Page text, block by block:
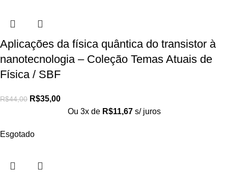
Aplicações da física quântica do transistor à
nanotecnologia – Coleção Temas Atuais de
Física / SBF
R$44,00 R$35,00
Ou 3x de R$11,67 s/ juros
Esgotado